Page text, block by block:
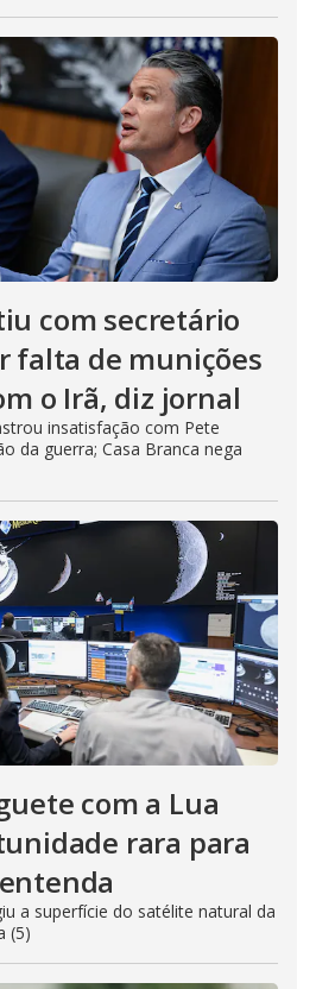
com secretário
falta de munições
o Irã, diz jornal
insatisfação com Pete
da guerra; Casa Branca nega
com a Lua
rara para
a superfície do satélite natural da
(5)